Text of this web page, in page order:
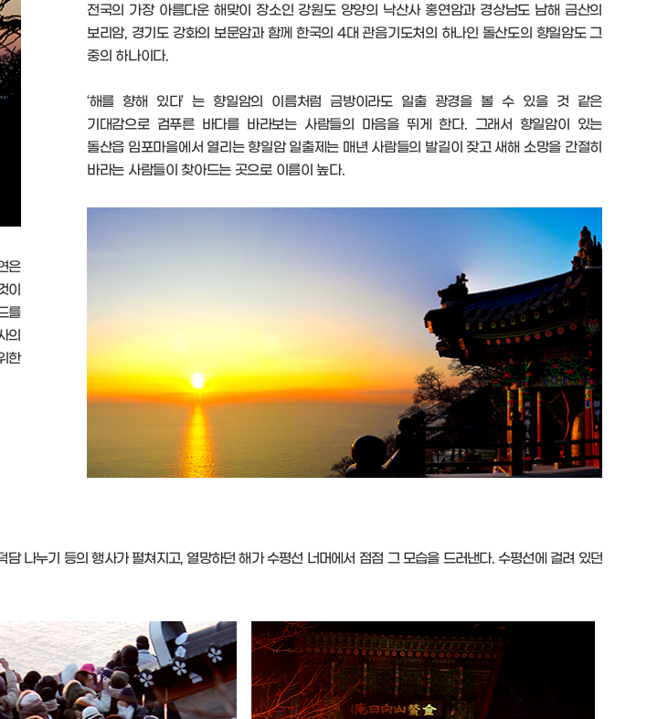
은
이
를
의
한
전국의 가장 아름다운 해맞이 장소인 강원도 양양의 낙산사 홍연암과 경상남도 남해 금산의
보리암, 경기도 강화의 보문암과 함께 한국의 4대 관음기도처의 하나인 돌산도의 향일암도 그
중의 하나이다.
‘해를 향해 있다’ 는 향일암의 이름처럼 금방이라도 일출 광경을 볼 수 있을 것 같은
기대감으로 검푸른 바다를 바라보는 사람들의 마음을 뛰게 한다. 그래서 향일암이 있는
돌산읍 임포마을에서 열리는 향일암 일출제는 매년 사람들의 발길이 잦고 새해 소망을 간절히
바라는 사람들이 찾아드는 곳으로 이름이 높다.
나누기 등의 행사가 펼쳐지고, 열망하던 해가 수평선 너머에서 점점 그 모습을 드러낸다. 수평선에 걸려 있던